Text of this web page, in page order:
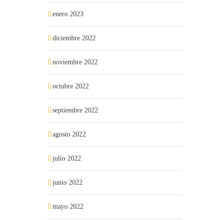
enero 2023
diciembre 2022
noviembre 2022
octubre 2022
septiembre 2022
agosto 2022
julio 2022
junio 2022
mayo 2022